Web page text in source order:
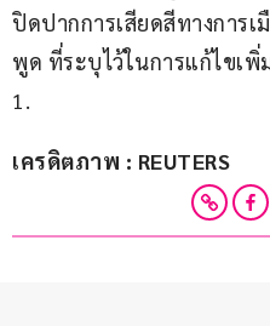
ปิดปากการเสียดสีทางการเ
พูด ที่ระบุไว้ในการแก้ไขเ
1.
เครดิตภาพ : REUTERS